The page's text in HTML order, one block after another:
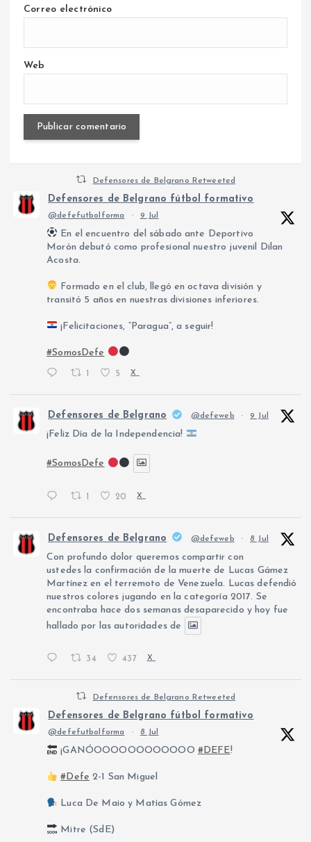
Correo electrónico
Web
Defensores de Belgrano Retweeted
Defensores de Belgrano fútbol formativo
@defefutbolforma · 9 Jul
En el encuentro del sábado ante Deportivo
Morón debutó como profesional nuestro juvenil Dilan
Acosta.
Formado en el club, llegó en octava división y
transitó 5 años en nuestras divisiones inferiores.
¡Felicitaciones, “Paragua”, a seguir!
#SomosDefe
5 X
Defensores de Belgrano @defeweb · 9 Jul
¡Feliz Día de la Independencia!
#SomosDefe
1 20 X
Defensores de Belgrano @defeweb · 8 Jul
Con profundo dolor queremos compartir con
ustedes la confirmación de la muerte de Lucas Gámez
Martínez en el terremoto de Venezuela. Lucas defendió
nuestros colores jugando en la categoría 2017. Se
encontraba hace dos semanas desaparecido y hoy fue
hallado por las autoridades de
34 437 X
Defensores de Belgrano Retweeted
Defensores de Belgrano fútbol formativo
@defefutbolforma · 8 Jul
¡GANÓOOOOOOOOOOOO #DEFE!
#Defe 2-1 San Miguel
Luca De Maio y Matías Gómez
Mitre (SdE)